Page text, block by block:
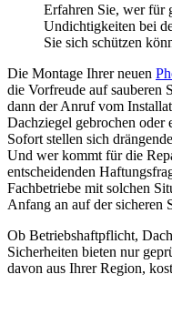
Erfahren Sie, wer für
Undichtigkeiten bei
Sie sich schützen
Die Montage Ihrer neuen
die Vorfreude auf sauberen
dann der Anruf vom
Dachziegel gebrochen oder
Sofort stellen sich
Und wer kommt für die
entscheidenden
Fachbetriebe mit solchen
Anfang an auf der sicheren
Ob Betriebshaftpflicht,
Sicherheiten bieten nur
davon aus Ihrer Region,